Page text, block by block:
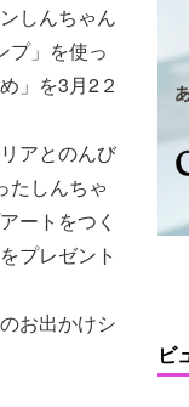
しんちゃん
プ」を使っ
」を3月2２
アとのんび
たしんちゃ
ートをつく
プレゼント
お出かけシ
ビ